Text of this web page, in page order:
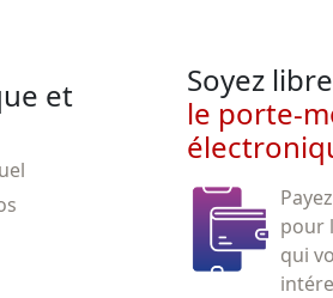
et
Soyez
le porte-
pour
qui